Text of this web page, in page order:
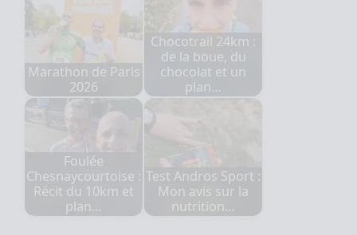
Marathon de Paris
2026
Chocotrail 24km :
de la boue, du
chocolat et un
plan…
Foulée
Chesnaycourtoise :
Récit du 10km et
plan…
Test Andros Sport :
Mon avis sur la
nutrition…